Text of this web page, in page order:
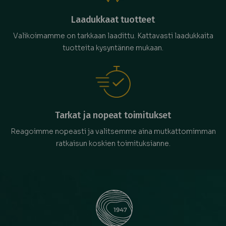
Laadukkaat tuotteet
Valikoimamme on tarkkaan laadittu. Kattavasti laadukkaita
tuotteita kysyntänne mukaan.
Tarkat ja nopeat toimitukset
Reagoimme nopeasti ja valitsemme aina mutkattomimman
ratkaisun koskien toimituksianne.